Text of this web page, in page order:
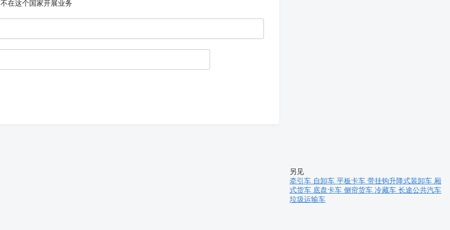
不在这个国家开展业务
另见
牵引车 自卸车平板卡车带挂钩升降式装卸车 厢
式货车 底盘卡车侧帘货车冷藏车长途公共汽车
垃圾运输车